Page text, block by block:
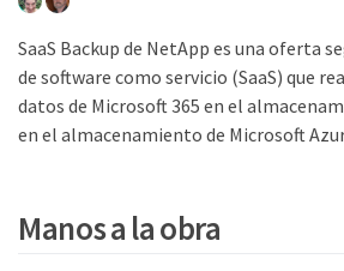
SaaS Backup de NetApp es una oferta
de software como servicio (SaaS) que
datos de Microsoft 365 en el
en el almacenamiento de Microsoft
Manos a la obra